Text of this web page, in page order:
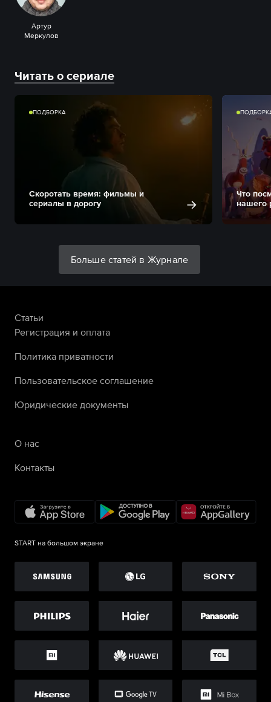
Артур
Меркулов
Читать о сериале
ПОДБОРКА
Скоротать время: фильмы и
сериалы в дорогу
Что
нашего
Больше статей в Журнале
Статьи
Регистрация и оплата
Политика приватности
Пользовательское соглашение
Юридические документы
О нас
Контакты
START на большом экране